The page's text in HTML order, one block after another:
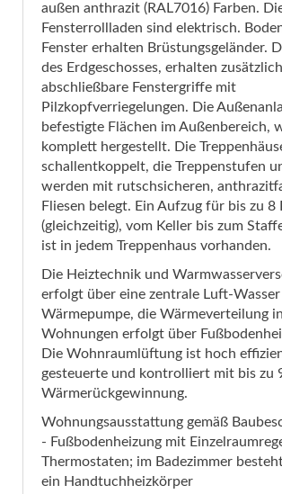
außen anthrazit (RAL7016) Farben.
Fensterrollladen sind elektrisch.
Fenster erhalten Brüstungsgeländer.
des Erdgeschosses, erhalten zusätzlich
abschließbare Fenstergriffe mit
Pilzkopfverriegelungen. Die
befestigte Flächen im Außenbereich,
komplett hergestellt. Die
schallentkoppelt, die Treppenstufen
werden mit rutschsicheren,
Fliesen belegt. Ein Aufzug für bis zu 8
(gleichzeitig), vom Keller bis zum
ist in jedem Treppenhaus vorhanden.
Die Heiztechnik und
erfolgt über eine zentrale Luft-Wasser
Wärmepumpe, die Wärmeverteilung
Wohnungen erfolgt über
Die Wohnraumlüftung ist hoch
gesteuerte und kontrolliert mit bis zu
Wärmerückgewinnung.
Wohnungsausstattung gemäß
- Fußbodenheizung mit
Thermostaten; im Badezimmer
ein Handtuchheizkörper